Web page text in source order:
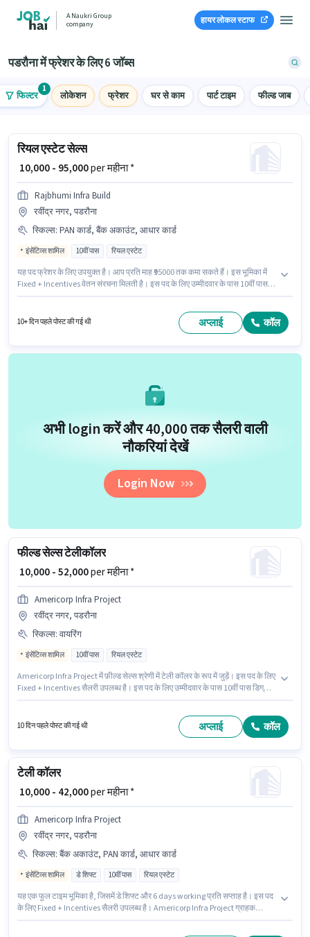
A Naukri Group
company
हायर लोकल स्टाफ
पडरौना में फ्रेशर के लिए 6 जॉब्स
फिल्टर
1
लोकेशन फ्रेशर घर से काम पार्ट टाइम फील्ड जाब
रियल एस्टेट सेल्स
₹ 10,000 - 95,000per महीना *
Rajbhumi Infra Build
रवींद्र नगर, पडरौना
स्किल्स: PAN कार्ड, बैंक अकाउंट, आधार कार्ड
इंसेंटिव्स शामिल 10वीं पास रियल एस्टेट
यह पद फ्रेशर के लिए उपयुक्त है। आप प्रति माह ₹95000 तक कमा सकते हैं। इस भूमिका में
Fixed + Incentives वेतन संरचना मिलती है। इस पद के लिए उम्मीदवार के पास 10वीं पास
कार्ड, आधार कार्ड, बैंक अकाउंट का होना अनिवार्य है।
10+ दिन पहले पोस्ट की गई थी अप्लाई कॉल
अभी login करें और ₹40,000 तक सैलरी वाली
नौकरियां देखें
Login Now
फील्ड सेल्स टेलीकॉलर
₹ 10,000 - 52,000per महीना *
Americorp Infra Project
रवींद्र नगर, पडरौना
स्किल्स: वायरिंग
इंसेंटिव्स शामिल 10वीं पास रियल एस्टेट
Americorp Infra Project में फ़ील्ड सेल्स श्रेणी में टेली कॉलर के रूप में जुड़ें। इस पद के लिए
Fixed + Incentives सैलरी उपलब्ध है। इस पद के लिए उम्मीदवार के पास 10वीं पास डिग्री/
वैकेंसी रवींद्र नगर, पडरौना में है।
10 दिन पहले पोस्ट की गई थी अप्लाई कॉल
टेली कॉलर
₹ 10,000 - 42,000per महीना *
Americorp Infra Project
रवींद्र नगर, पडरौना
स्किल्स: बैंक अकाउंट, PAN कार्ड, आधार कार्ड
इंसेंटिव्स शामिल डे शिफ्ट 10वीं पास रियल एस्टेट
यह एक फुल टाइम भूमिका है, जिसमें डे शिफ्ट और 6 days working प्रति सप्ताह है। इस पद
के लिए Fixed + Incentives सैलरी उपलब्ध है। Americorp Infra Project ग्राहक